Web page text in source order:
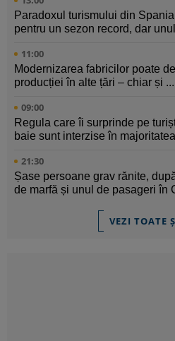
Paradoxul turismului din
pentru un sezon record, dar
11:00
Modernizarea fabricilor poate
producției în alte țări – chiar și ...
09:00
Regula care îi surprinde pe
baie sunt interzise în
21:30
Șase persoane grav rănite,
de marfă și unul de pasageri în
VEZI TOATE